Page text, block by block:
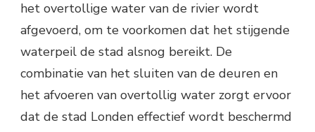
het overtollige water van de rivier wordt
afgevoerd, om te voorkomen dat het stijgende
waterpeil de stad alsnog bereikt. De
combinatie van het sluiten van de deuren en
het afvoeren van overtollig water zorgt ervoor
dat de stad Londen effectief wordt beschermd